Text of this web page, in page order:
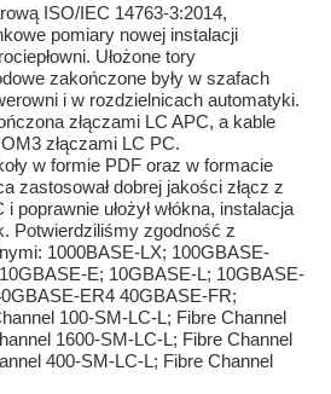
ISO/IEC 14763-3:2014,
pomiary nowej instalacji
Ułożone tory
zakończone były w szafach
i w rozdzielnicach automatyki.
złączami LC APC, a kable
złączami LC PC.
w formie PDF oraz w formacie
zastosował dobrej jakości złącz z
poprawnie ułożył włókna, instalacja
Potwierdziliśmy zgodność z
1000BASE-LX; 100GBASE-
E; 10GBASE-L; 10GBASE-
ER4 40GBASE-FR;
100-SM-LC-L; Fibre Channel
1600-SM-LC-L; Fibre Channel
400-SM-LC-L; Fibre Channel